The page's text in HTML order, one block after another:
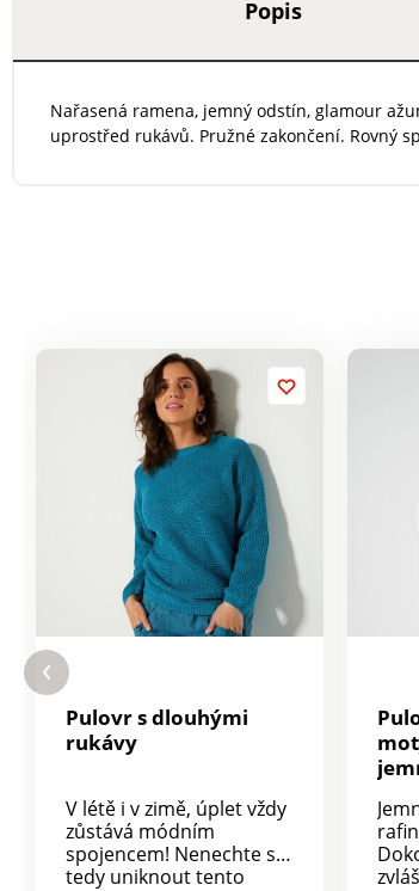
Popis
Nařasená ramena, jemný odstín, glamour
uprostřed rukávů. Pružné zakončení. Rovný
Pulovr s dlouhými
rukávy
V létě i v zimě, úplet vždy
zůstává módním
spojencem! Nenechte si
tedy uniknout tento